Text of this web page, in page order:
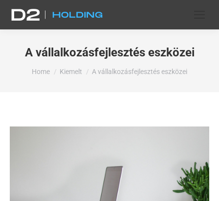
A vállalkozásfejlesztés eszközei
You are here:
Home Kiemelt A vállalkozásfejlesztés eszközei